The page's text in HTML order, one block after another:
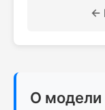
←
О модели